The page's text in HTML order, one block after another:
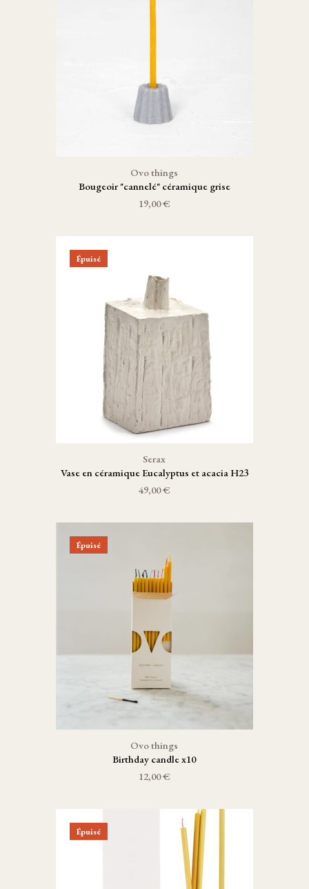
Ovo things
Bougeoir "cannelé" céramique grise
19,00 €
Épuisé
Serax
Vase en céramique Eucalyptus et acacia H23
49,00 €
Épuisé
Ovo things
Birthday candle x10
12,00 €
Épuisé